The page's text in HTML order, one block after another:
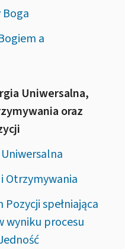
a
Uniwersalna,
oraz
Otrzymywania
spełniająca
wyniku procesu